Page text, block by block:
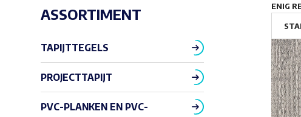
ENIG
ASSORTIMENT
TAPIJTTEGELS
PROJECTTAPIJT
PVC-PLANKEN EN PVC-